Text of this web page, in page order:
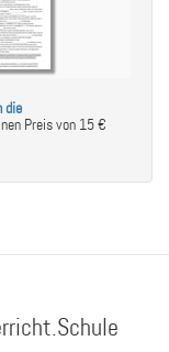
die
Preis von 15 €